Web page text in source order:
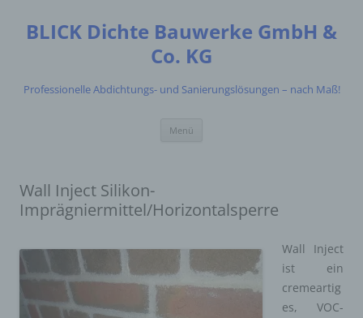
springen
BLICK Dichte Bauwerke GmbH &
Co. KG
Professionelle Abdichtungs- und Sanierungslösungen – nach Maß!
Menü
Wall Inject Silikon-
Imprägniermittel/Horizontalsperre
Wall Inject
ist ein
cremeartig
es, VOC-